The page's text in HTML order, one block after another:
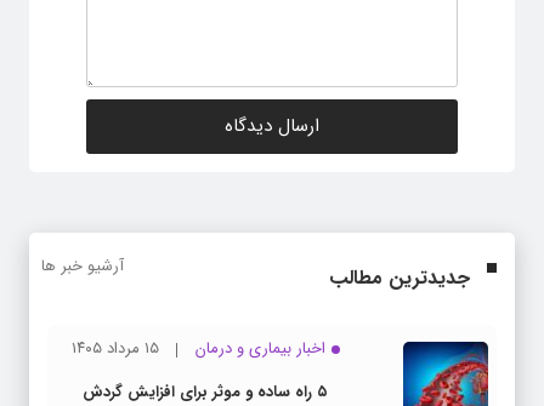
جدیدترین مطالب آرشیو خبر ها
اخبار بیماری و درمان
۱۵ مرداد ۱۴۰۵
۵ راه ساده و موثر برای افزایش گردش